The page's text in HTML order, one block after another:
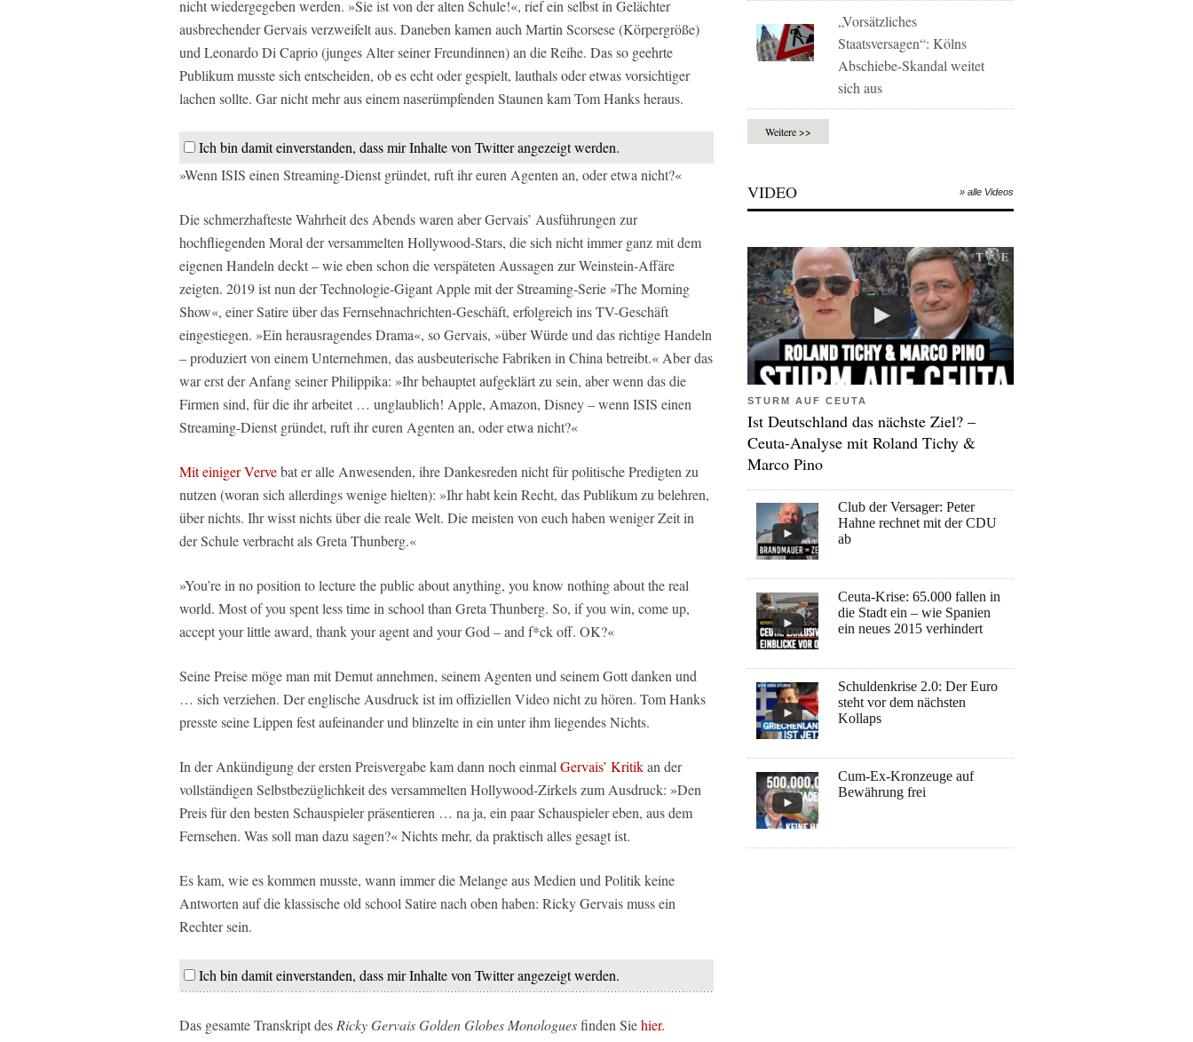
nicht wiedergegeben werden. »Sie ist von der alten Schule!«, rief ein selbst in Gelächter
ausbrechender Gervais verzweifelt aus. Daneben kamen auch Martin Scorsese (Körpergröße)
und Leonardo Di Caprio (junges Alter seiner Freundinnen) an die Reihe. Das so geehrte
Publikum musste sich entscheiden, ob es echt oder gespielt, lauthals oder etwas vorsichtiger
lachen sollte. Gar nicht mehr aus einem naserümpfenden Staunen kam Tom Hanks heraus.
Ich bin damit einverstanden, dass mir Inhalte von Twitter angezeigt werden.
»Wenn ISIS einen Streaming-Dienst gründet, ruft ihr euren Agenten an, oder etwa nicht?«
Die schmerzhafteste Wahrheit des Abends waren aber Gervais’ Ausführungen zur
hochfliegenden Moral der versammelten Hollywood-Stars, die sich nicht immer ganz mit dem
eigenen Handeln deckt – wie eben schon die verspäteten Aussagen zur Weinstein-Affäre
zeigten. 2019 ist nun der Technologie-Gigant Apple mit der Streaming-Serie »The Morning
Show«, einer Satire über das Fernsehnachrichten-Geschäft, erfolgreich ins TV-Geschäft
eingestiegen. »Ein herausragendes Drama«, so Gervais, »über Würde und das richtige Handeln
– produziert von einem Unternehmen, das ausbeuterische Fabriken in China betreibt.« Aber das
war erst der Anfang seiner Philippika: »Ihr behauptet aufgeklärt zu sein, aber wenn das die
Firmen sind, für die ihr arbeitet … unglaublich! Apple, Amazon, Disney – wenn ISIS einen
Streaming-Dienst gründet, ruft ihr euren Agenten an, oder etwa nicht?«
Mit einiger Vervebat er alle Anwesenden, ihre Dankesreden nicht für politische Predigten zu
nutzen (woran sich allerdings wenige hielten): »Ihr habt kein Recht, das Publikum zu belehren,
über nichts. Ihr wisst nichts über die reale Welt. Die meisten von euch haben weniger Zeit in
der Schule verbracht als Greta Thunberg.«
»You’re in no position to lecture the public about anything, you know nothing about the real
world. Most of you spent less time in school than Greta Thunberg. So, if you win, come up,
accept your little award, thank your agent and your God – and f*ck off. OK?«
Seine Preise möge man mit Demut annehmen, seinem Agenten und seinem Gott danken und
… sich verziehen. Der englische Ausdruck ist im offiziellen Video nicht zu hören. Tom Hanks
presste seine Lippen fest aufeinander und blinzelte in ein unter ihm liegendes Nichts.
In der Ankündigung der ersten Preisvergabe kam dann noch einmal Gervais’ Kritikan der
vollständigen Selbstbezüglichkeit des versammelten Hollywood-Zirkels zum Ausdruck: »Den
Preis für den besten Schauspieler präsentieren … na ja, ein paar Schauspieler eben, aus dem
Fernsehen. Was soll man dazu sagen?« Nichts mehr, da praktisch alles gesagt ist.
Es kam, wie es kommen musste, wann immer die Melange aus Medien und Politik keine
Antworten auf die klassische old school Satire nach oben haben: Ricky Gervais muss ein
Rechter sein.
Ich bin damit einverstanden, dass mir Inhalte von Twitter angezeigt werden.
Das gesamte Transkript des Ricky Gervais Golden Globes Monologuesfinden Siehier.
„Vorsätzliches
Staatsversagen“: Kölns
Abschiebe-Skandal weitet
sich aus
Weitere >>
VIDEO » alle Videos
STURM AUF CEUTA
Ist Deutschland das nächste Ziel? –
Ceuta-Analyse mit Roland Tichy &
Marco Pino
Club der Versager: Peter
Hahne rechnet mit der CDU
ab
Ceuta-Krise: 65.000 fallen in
die Stadt ein – wie Spanien
ein neues 2015 verhindert
Schuldenkrise 2.0: Der Euro
steht vor dem nächsten
Kollaps
Cum-Ex-Kronzeuge auf
Bewährung frei